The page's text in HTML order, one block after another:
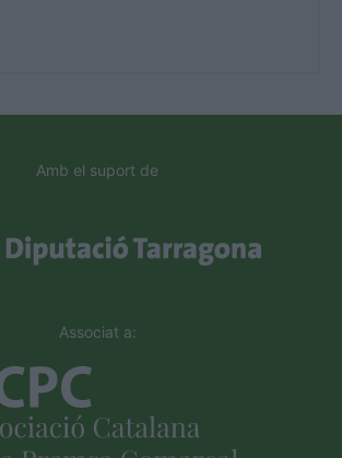
Amb el suport de
Associat a: